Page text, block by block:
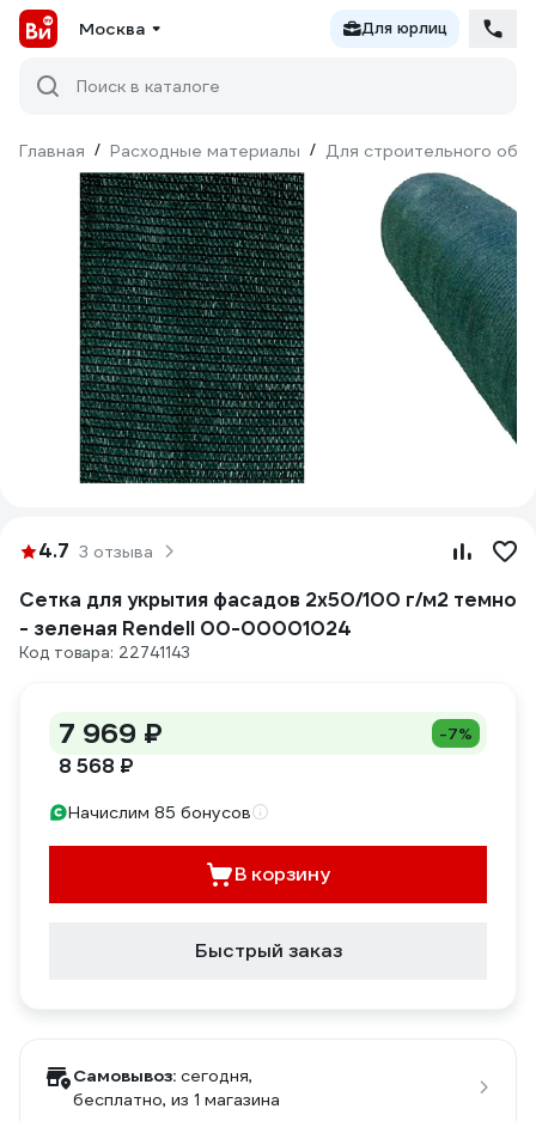
Москва Для юрлиц
Поиск в каталоге
Главная / Расходные материалы / Для строительного
4.7 3 отзыва
Сетка для укрытия фасадов 2х50/100 г/м2 темно
- зеленая Rendell 00-00001024
Код товара: 22741143
7 969 ₽ -7%
8 568 ₽
Начислим 85 бонусов
В корзину
Быстрый заказ
Самовывоз: сегодня,
бесплатно, из 1 магазина